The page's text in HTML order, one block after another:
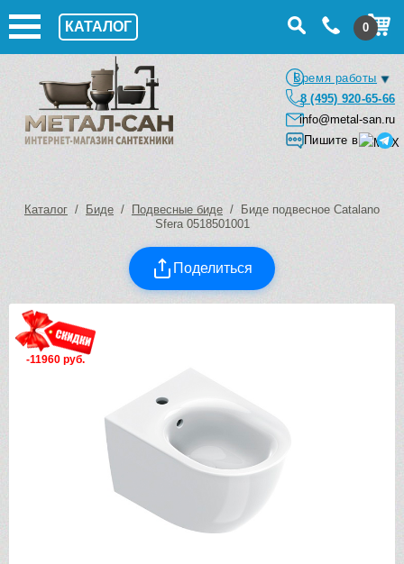
КАТАЛОГ 0
Время работы
8 (495) 920-65-66
info@metal-san.ru
Пишите в
Каталог / Биде / Подвесные биде / Биде подвесное Catalano
Sfera 0518501001
Поделиться
-11960 руб.